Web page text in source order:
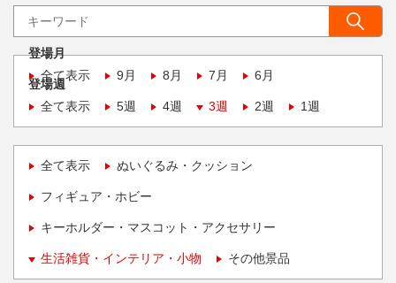
登場月
全て表示
9月 8月 7月 6月
登場週
全て表示
5週 4週 3週 2週 1週
全て表示 ぬいぐるみ・クッション
フィギュア・ホビー
キーホルダー・マスコット・アクセサリー
生活雑貨・インテリア・小物 その他景品